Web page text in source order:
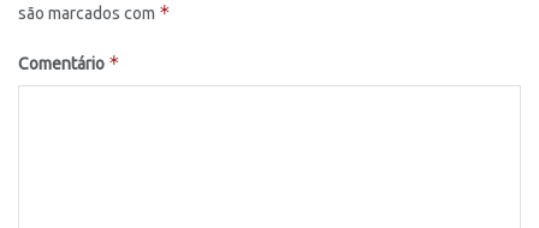
são marcados com *
Comentário *